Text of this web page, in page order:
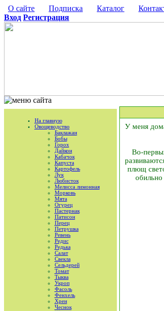
О сайте Подписка Каталог
Вход Регистрация
На главную
Овощеводство
Баклажан
Бобы
Горох
Дайкон
Кабачок
Капуста
Картофель
Лук
Любисток
Мелисса лимонная
Морковь
Мята
Огурец
Пастернак
Патисон
Перец
Петрушка
Ревень
Редис
Редька
Салат
Свекла
Сельдерей
Томат
Тыква
Укроп
Фасоль
Фенхель
Хрен
Чеснок
У меня
Во-
плющ